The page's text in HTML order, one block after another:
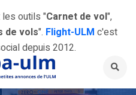
outils "Carnet de vol",
de vols". Flight-ULM c'est
depuis 2012.